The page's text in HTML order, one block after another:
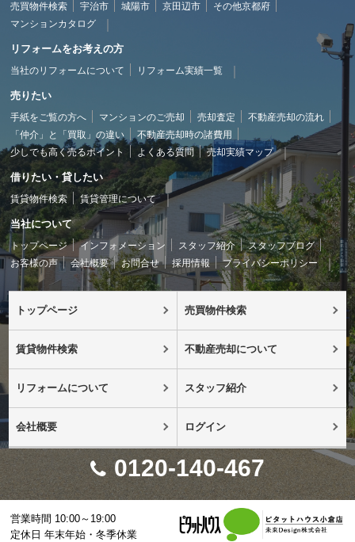
売買物件検索 宇治市 城陽市 京田辺市
その他京都府
マンションカタログ
リフォームをお考えの方
当社のリフォームについて リフォーム実績一覧
売りたい
手紙をご覧の方へ マンションのご売却 売却査定
不動産売却の流れ
「仲介」と「買取」の違い
不動産売却時の諸費用
少しでも高く売るポイント
よくある質問 売却実績マップ
借りたい・貸したい
賃貸物件検索 賃貸管理について
当社について
トップページ インフォメーション スタッフ紹介
スタッフブログ
お客様の声
会社概要 お問合せ 採用情報 プライバシーポリシー
トップページ 売買物件検索
賃貸物件検索 不動産売却について
リフォームについて スタッフ紹介
会社概要 ログイン
0120-140-467
営業時間 10:00～19:00
定休日 年末年始・冬季休業